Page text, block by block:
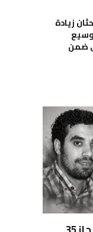
زيادة
ضمن